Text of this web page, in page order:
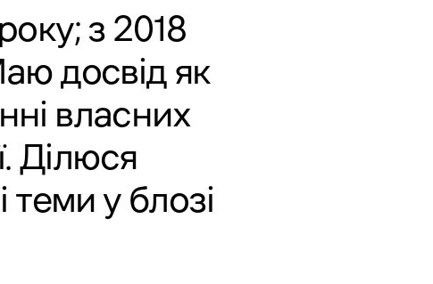
з 2018
досвід як
власних
Ділюся
теми у блозі